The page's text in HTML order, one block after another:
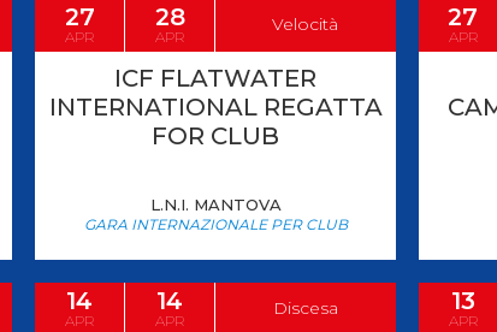
27
APR
28
APR
Velocità
ICF FLATWATER
INTERNATIONAL REGATTA
FOR CLUB
L.N.I. MANTOVA
GARA INTERNAZIONALE PER CLUB
27
APR
14
APR
14
APR
Discesa 13
APR